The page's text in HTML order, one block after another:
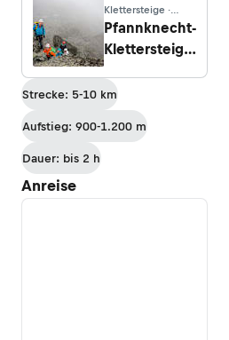
Klettersteige ·
Vorarlberg
Pfannknecht-
Klettersteig
Jamtalhütte
Strecke: 5-10 km
Aufstieg: 900-1.200 m
Dauer: bis 2 h
Anreise